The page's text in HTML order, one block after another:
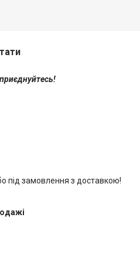
під замовлення з доставкою!